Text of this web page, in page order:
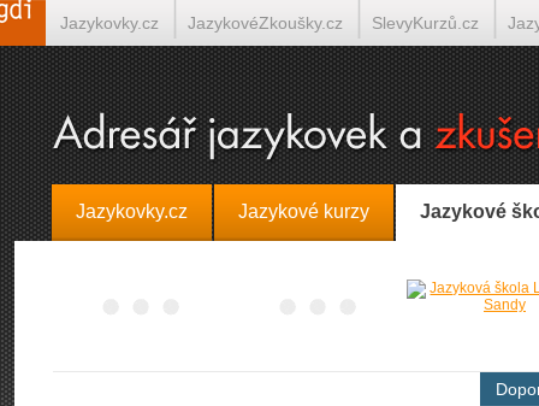
Jazykovky.cz Jazykové kurzy Jazykové
Jazykovky.cz JazykovéZkoušky.cz SlevyKurzů.cz
Španělština on-line Italština on-line Tlumočení-